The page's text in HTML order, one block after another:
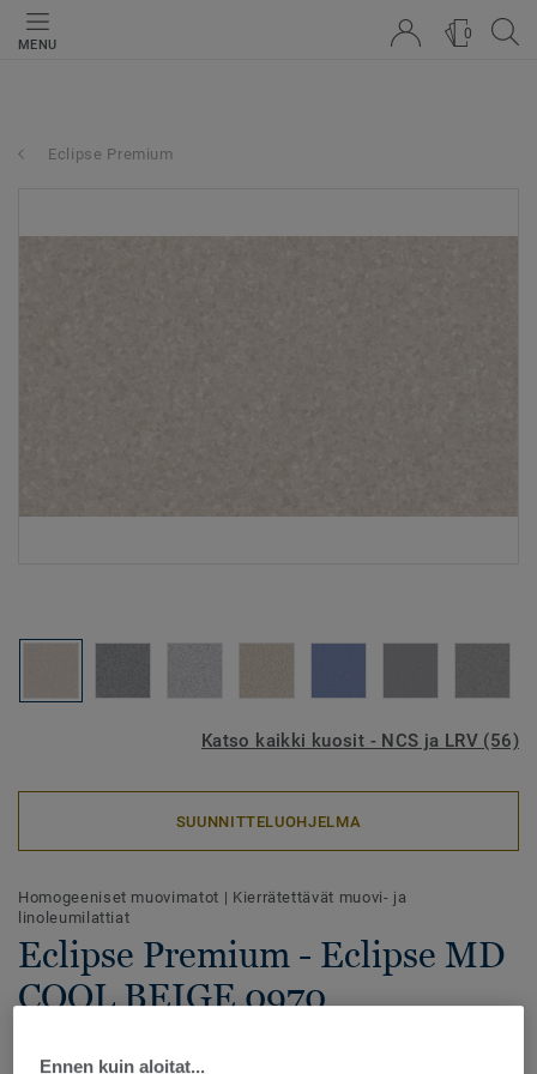
MENU
0
Eclipse Premium
Katso kaikki kuosit - NCS ja LRV (56)
SUUNNITTELUOHJELMA
Homogeeniset muovimatot | Kierrätettävät muovi- ja
linoleumilattiat
Eclipse Premium - Eclipse MD
COOL BEIGE 0970
Ennen kuin aloitat...